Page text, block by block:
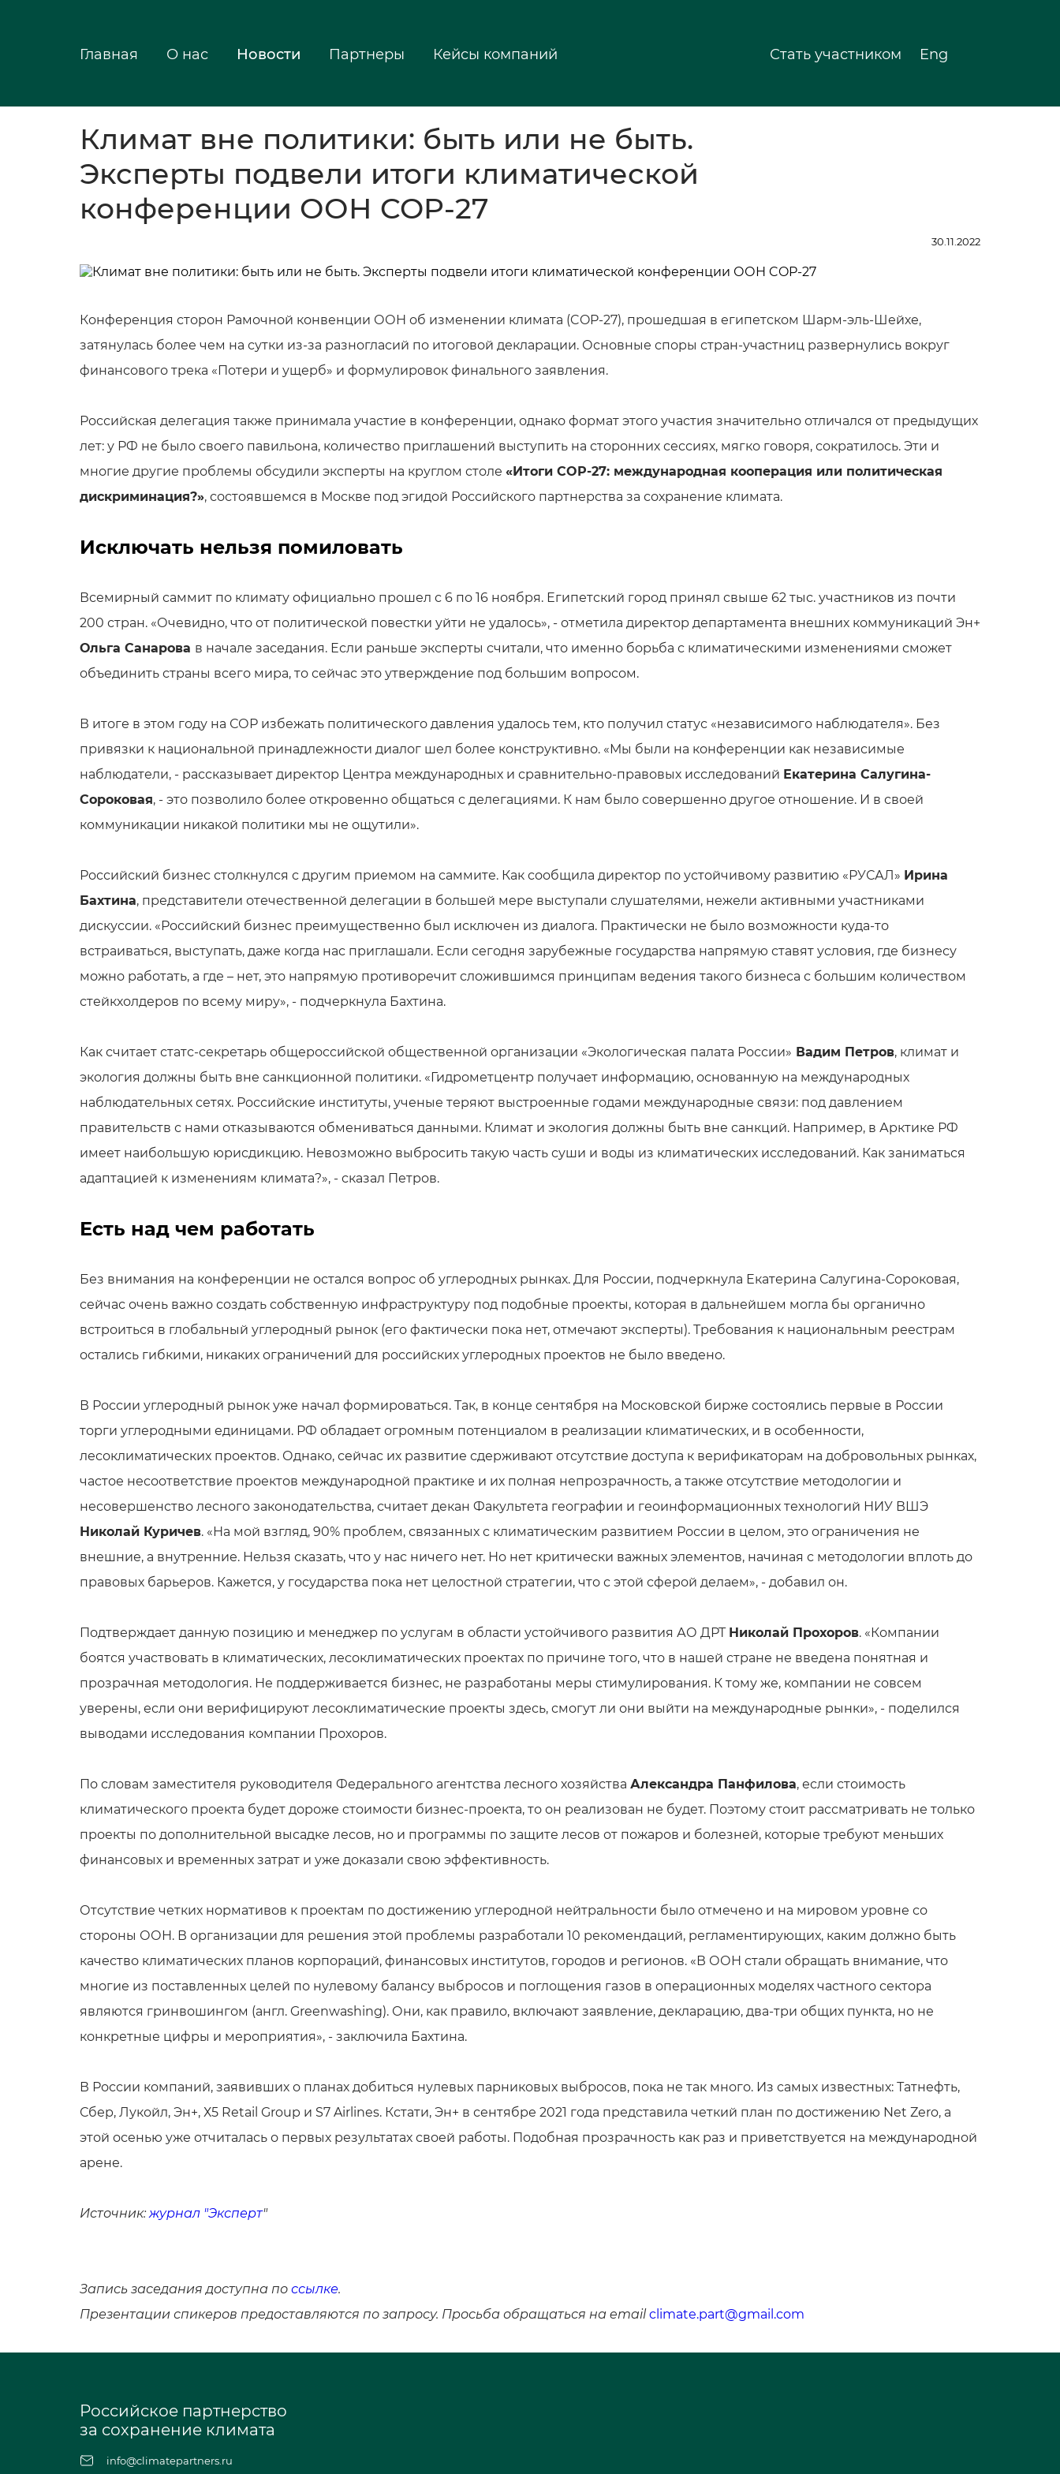
Главная О нас Новости Партнеры Кейсы компаний Стать участником Eng
Климат вне политики: быть или не быть.
Эксперты подвели итоги климатической
конференции ООН COP-27
30.11.2022
Конференция сторон Рамочной конвенции ООН об изменении климата (COP-27), прошедшая в египетском Шарм-эль-Шейхе,
затянулась более чем на сутки из-за разногласий по итоговой декларации. Основные споры стран-участниц развернулись вокруг
финансового трека «Потери и ущерб» и формулировок финального заявления.
Российская делегация также принимала участие в конференции, однако формат этого участия значительно отличался от предыдущих
лет: у РФ не было своего павильона, количество приглашений выступить на сторонних сессиях, мягко говоря, сократилось. Эти и
многие другие проблемы обсудили эксперты на круглом столе «Итоги COP-27: международная кооперация или политическая
дискриминация?», состоявшемся в Москве под эгидой Российского партнерства за сохранение климата.
Исключать нельзя помиловать
Всемирный саммит по климату официально прошел с 6 по 16 ноября. Египетский город принял свыше 62 тыс. участников из почти
200 стран. «Очевидно, что от политической повестки уйти не удалось», - отметила директор департамента внешних коммуникаций Эн+
Ольга Санарова в начале заседания. Если раньше эксперты считали, что именно борьба с климатическими изменениями сможет
объединить страны всего мира, то сейчас это утверждение под большим вопросом.
В итоге в этом году на СОР избежать политического давления удалось тем, кто получил статус «независимого наблюдателя». Без
привязки к национальной принадлежности диалог шел более конструктивно. «Мы были на конференции как независимые
наблюдатели, - рассказывает директор Центра международных и сравнительно-правовых исследований Екатерина Салугина-
Сороковая, - это позволило более откровенно общаться с делегациями. К нам было совершенно другое отношение. И в своей
коммуникации никакой политики мы не ощутили».
Российский бизнес столкнулся с другим приемом на саммите. Как сообщила директор по устойчивому развитию «РУСАЛ» Ирина
Бахтина, представители отечественной делегации в большей мере выступали слушателями, нежели активными участниками
дискуссии. «Российский бизнес преимущественно был исключен из диалога. Практически не было возможности куда-то
встраиваться, выступать, даже когда нас приглашали. Если сегодня зарубежные государства напрямую ставят условия, где бизнесу
можно работать, а где – нет, это напрямую противоречит сложившимся принципам ведения такого бизнеса с большим количеством
стейкхолдеров по всему миру», - подчеркнула Бахтина.
Как считает статс-секретарь общероссийской общественной организации «Экологическая палата России» Вадим Петров, климат и
экология должны быть вне санкционной политики. «Гидрометцентр получает информацию, основанную на международных
наблюдательных сетях. Российские институты, ученые теряют выстроенные годами международные связи: под давлением
правительств с нами отказываются обмениваться данными. Климат и экология должны быть вне санкций. Например, в Арктике РФ
имеет наибольшую юрисдикцию. Невозможно выбросить такую часть суши и воды из климатических исследований. Как заниматься
адаптацией к изменениям климата?», - сказал Петров.
Есть над чем работать
Без внимания на конференции не остался вопрос об углеродных рынках. Для России, подчеркнула Екатерина Салугина-Сороковая,
сейчас очень важно создать собственную инфраструктуру под подобные проекты, которая в дальнейшем могла бы органично
встроиться в глобальный углеродный рынок (его фактически пока нет, отмечают эксперты). Требования к национальным реестрам
остались гибкими, никаких ограничений для российских углеродных проектов не было введено.
В России углеродный рынок уже начал формироваться. Так, в конце сентября на Московской бирже состоялись первые в России
торги углеродными единицами. РФ обладает огромным потенциалом в реализации климатических, и в особенности,
лесоклиматических проектов. Однако, сейчас их развитие сдерживают отсутствие доступа к верификаторам на добровольных рынках,
частое несоответствие проектов международной практике и их полная непрозрачность, а также отсутствие методологии и
несовершенство лесного законодательства, считает декан Факультета географии и геоинформационных технологий НИУ ВШЭ
Николай Куричев. «На мой взгляд, 90% проблем, связанных с климатическим развитием России в целом, это ограничения не
внешние, а внутренние. Нельзя сказать, что у нас ничего нет. Но нет критически важных элементов, начиная с методологии вплоть до
правовых барьеров. Кажется, у государства пока нет целостной стратегии, что с этой сферой делаем», - добавил он.
Подтверждает данную позицию и менеджер по услугам в области устойчивого развития АО ДРТ Николай Прохоров. «Компании
боятся участвовать в климатических, лесоклиматических проектах по причине того, что в нашей стране не введена понятная и
прозрачная методология. Не поддерживается бизнес, не разработаны меры стимулирования. К тому же, компании не совсем
уверены, если они верифицируют лесоклиматические проекты здесь, смогут ли они выйти на международные рынки», - поделился
выводами исследования компании Прохоров.
По словам заместителя руководителя Федерального агентства лесного хозяйства Александра Панфилова, если стоимость
климатического проекта будет дороже стоимости бизнес-проекта, то он реализован не будет. Поэтому стоит рассматривать не только
проекты по дополнительной высадке лесов, но и программы по защите лесов от пожаров и болезней, которые требуют меньших
финансовых и временных затрат и уже доказали свою эффективность.
Отсутствие четких нормативов к проектам по достижению углеродной нейтральности было отмечено и на мировом уровне со
стороны ООН. В организации для решения этой проблемы разработали 10 рекомендаций, регламентирующих, каким должно быть
качество климатических планов корпораций, финансовых институтов, городов и регионов. «В ООН стали обращать внимание, что
многие из поставленных целей по нулевому балансу выбросов и поглощения газов в операционных моделях частного сектора
являются гринвошингом (англ. Greenwashing). Они, как правило, включают заявление, декларацию, два-три общих пункта, но не
конкретные цифры и мероприятия», - заключила Бахтина.
В России компаний, заявивших о планах добиться нулевых парниковых выбросов, пока не так много. Из самых известных: Татнефть,
Сбер, Лукойл, Эн+, Х5 Retail Group и S7 Airlines. Кстати, Эн+ в сентябре 2021 года представила четкий план по достижению Net Zero, а
этой осенью уже отчиталась о первых результатах своей работы. Подобная прозрачность как раз и приветствуется на международной
арене.
Источник:журнал "Эксперт"
Запись заседания доступна по ссылке.
Презентации спикеров предоставляются по запросу. Просьба обращаться на emailclimate.part@gmail.com
Российское партнерство
за сохранение климата
info@climatepartners.ru